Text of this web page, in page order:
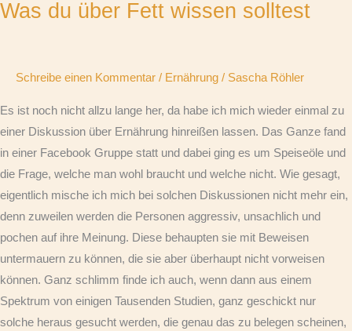
Was du über Fett wissen solltest
Schreibe einen Kommentar / Ernährung / Sascha Röhler
Es ist noch nicht allzu lange her, da habe ich mich wieder einmal zu
einer Diskussion über Ernährung hinreißen lassen. Das Ganze fand
in einer Facebook Gruppe statt und dabei ging es um Speiseöle und
die Frage, welche man wohl braucht und welche nicht. Wie gesagt,
eigentlich mische ich mich bei solchen Diskussionen nicht mehr ein,
denn zuweilen werden die Personen aggressiv, unsachlich und
pochen auf ihre Meinung. Diese behaupten sie mit Beweisen
untermauern zu können, die sie aber überhaupt nicht vorweisen
können. Ganz schlimm finde ich auch, wenn dann aus einem
Spektrum von einigen Tausenden Studien, ganz geschickt nur
solche heraus gesucht werden, die genau das zu belegen scheinen,
über
solltest